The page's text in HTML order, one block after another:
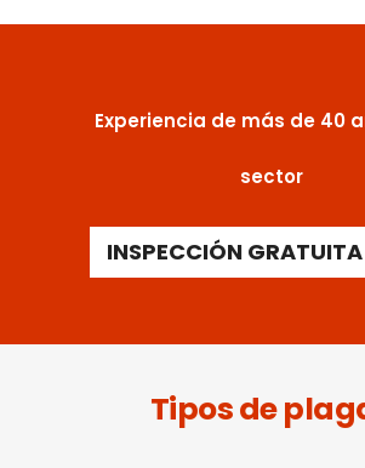
Experiencia de más de 40
sector
INSPECCIÓN
Tipos de